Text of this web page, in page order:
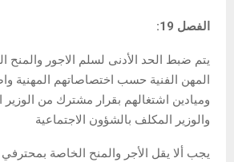
الفصل 19:
يتم ضبط الحد الأدنى لسلم الاجور والمنح
المهن الفنية حسب اختصاصاتهم المهنية
وميادين اشتغالهم بقرار مشترك من الوزير
والوزير المكلف بالشؤون الاجتماعية
يجب ألا يقل الأجر والمنح الخاصة بمحترفي